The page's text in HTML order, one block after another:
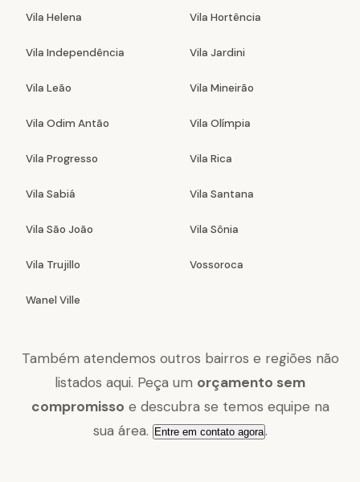
Vila Helena Vila Hortência
Vila Independência Vila Jardini
Vila Leão Vila Mineirão
Vila Odim Antão Vila Olímpia
Vila Progresso Vila Rica
Vila Sabiá Vila Santana
Vila São João Vila Sônia
Vila Trujillo Vossoroca
Wanel Ville
Também atendemos outros bairros e regiões não
listados aqui. Peça um orçamento sem
compromisso e descubra se temos equipe na
sua área. Entre em contato agora.